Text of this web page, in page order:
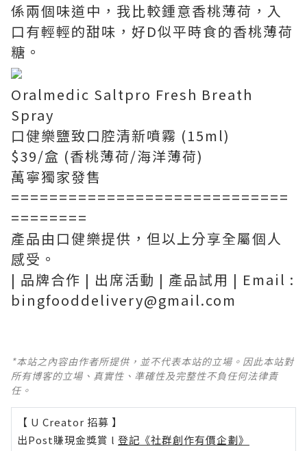
係兩個味道中，我比較鍾意香桃薄荷，入
口有輕輕的甜味，好D似平時食的香桃薄荷
糖。
Oralmedic Saltpro Fresh Breath
Spray
口健樂鹽致口腔清新噴霧 (15ml)
$39/盒 (香桃薄荷/海洋薄荷)
萬寧獨家發售
=============================
========
產品由口健樂提供，但以上分享全屬個人
感受。
| 品牌合作 | 出席活動 | 產品試用 | Email :
bingfooddelivery@gmail.com
*本站之內容由作者所提供，並不代表本站的立場。因此本站對
所有博客的立場、真實性、準確性及完整性不負任何法律責
任。
【 U Creator 招募 】
出Post賺現金獎賞 l 登記《社群創作有價企劃》